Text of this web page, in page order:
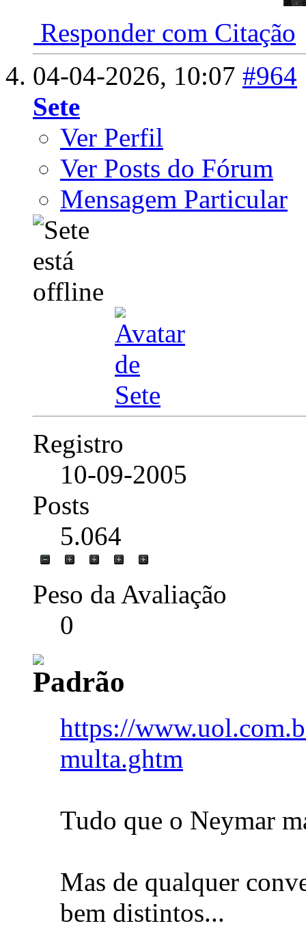
Responder com Citação
04-04-2026, 10:07 #964
Sete
Ver Perfil
Ver Posts do Fórum
Mensagem Particular
Registro
10-09-2005
Posts
5.064
Peso da Avaliação
0
https://
multa.ghtm
Tudo que o Neymar
Mas de qualquer
bem distintos...